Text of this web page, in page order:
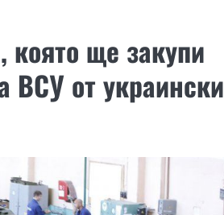
ще закупи
ВСУ от украински